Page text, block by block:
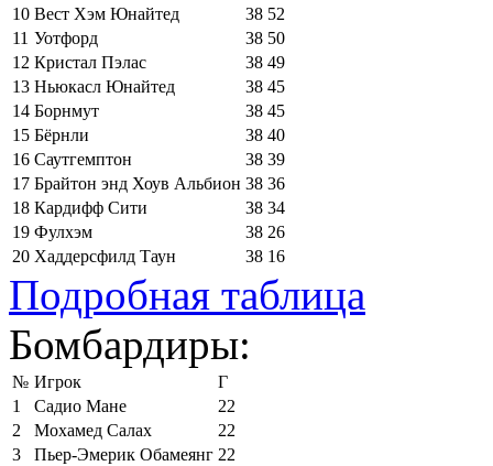
10 Вест Хэм Юнайтед 38 52
11 Уотфорд 38 50
12 Кристал Пэлас 38 49
13 Ньюкасл Юнайтед 38 45
14 Борнмут 38 45
15 Бёрнли 38 40
16 Саутгемптон 38 39
17 Брайтон энд Хоув Альбион 38 36
18 Кардифф Сити 38 34
19 Фулхэм 38 26
20 Хаддерсфилд Таун 38 16
Подробная таблица
Бомбардиры:
№ Игрок
Г
1
Садио Мане
22
2
Мохамед Салах
22
3
Пьер-Эмерик Обамеянг 22